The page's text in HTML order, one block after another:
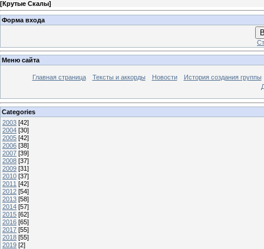
[Крутые Скалы]
Форма входа
Меню сайта
Главная страница Тексты и аккорды Новости
История создания группы
Categories
2003 [42]
2004 [30]
2005 [42]
2006 [38]
2007 [39]
2008 [37]
2009 [31]
2010 [37]
2011 [42]
2012 [54]
2013 [58]
2014 [57]
2015 [62]
2016 [65]
2017 [55]
2018 [55]
2019 [2]